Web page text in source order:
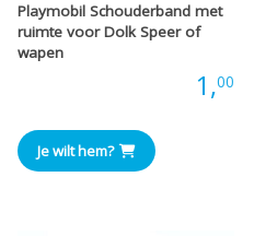
Playmobil Schouderband met
ruimte voor Dolk Speer of
wapen
1,00
Je wilt hem?